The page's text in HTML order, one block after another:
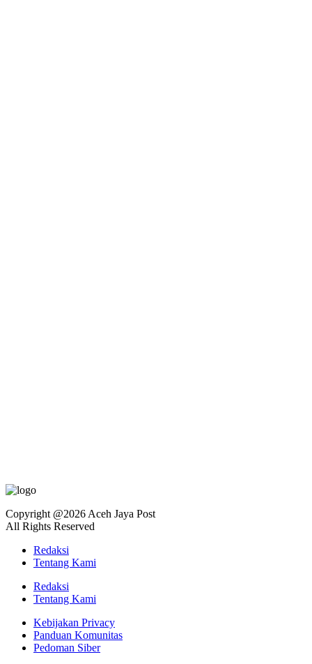
Copyright @2026 Aceh Jaya Post
All Rights Reserved
Redaksi
Tentang Kami
Redaksi
Tentang Kami
Kebijakan Privacy
Panduan Komunitas
Pedoman Siber